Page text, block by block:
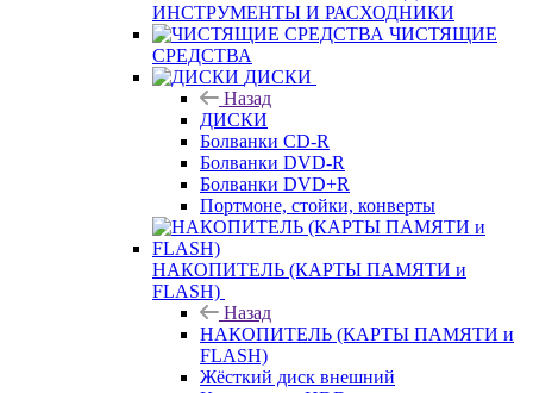
ИНСТРУМЕНТЫ И РАСХОДНИКИ
ЧИСТЯЩИЕ
СРЕДСТВА
ДИСКИ
Назад
ДИСКИ
Болванки CD-R
Болванки DVD-R
Болванки DVD+R
Портмоне, стойки, конверты
НАКОПИТЕЛЬ (КАРТЫ ПАМЯТИ и
FLASH)
Назад
НАКОПИТЕЛЬ (КАРТЫ ПАМЯТИ и
FLASH)
Жёсткий диск внешний